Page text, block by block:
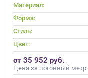
Материал:
Форма:
Стиль:
Цвет:
от 35 952 руб.
Цена за погонный метр